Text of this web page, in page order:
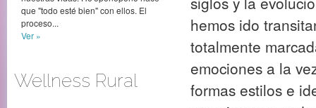
que "todo esté bien" con ellos. El
proceso...
Ver »
Wellness Rural
hemos ido
totalmente
emociones a la
formas estilos e